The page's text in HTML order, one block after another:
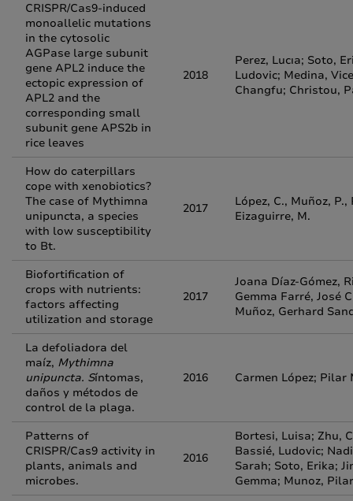
CRISPR/Cas9-induced
monoallelic mutations
in the cytosolic
AGPase large subunit
gene APL2 induce the
ectopic expression of
APL2 and the
corresponding small
subunit gene APS2b in
rice leaves
2018
Perez, Lucıa; Soto,
Ludovic; Medina,
Changfu; Christou,
How do caterpillars
cope with xenobiotics?
The case of Mythimna
unipuncta, a species
with low susceptibility
to Bt.
2017
López, C., Muñoz,
Eizaguirre, M.
Biofortification of
crops with nutrients:
factors affecting
utilization and storage
2017
Joana Díaz-Gómez,
Gemma Farré, José
Muñoz, Gerhard
La defoliadora del
maíz, Mythimna
unipuncta. Síntomas,
daños y métodos de
control de la plaga.
2016 Carmen López;
Patterns of
CRISPR/Cas9 activity in
plants, animals and
microbes.
2016
Bortesi, Luisa; Zhu,
Bassié, Ludovic;
Sarah; Soto, Erika;
Gemma; Munoz,